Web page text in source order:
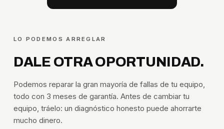
LO PODEMOS ARREGLAR
DALE OTRA OPORTUNIDAD.
Podemos reparar la gran mayoría de fallas de tu equipo,
todo con 3 meses de garantía. Antes de cambiar tu
equipo, tráelo: un diagnóstico honesto puede ahorrarte
mucho dinero.